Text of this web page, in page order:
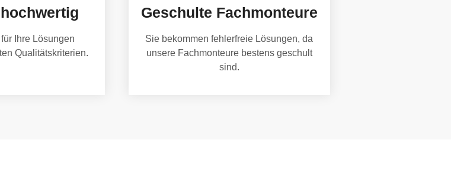
Ihre Lösungen
Qualitätskriterien.
Geschulte Fachmonteure
Sie bekommen fehlerfreie Lösungen, da
unsere Fachmonteure bestens geschult
sind.